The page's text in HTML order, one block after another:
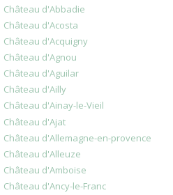
Château d'Abbadie
Château d'Acosta
Château d'Acquigny
Château d'Agnou
Château d'Aguilar
Château d'Ailly
Château d'Ainay-le-Vieil
Château d'Ajat
Château d'Allemagne-en-provence
Château d'Alleuze
Château d'Amboise
Château d'Ancy-le-Franc